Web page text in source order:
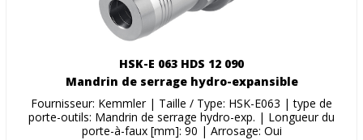
HSK-E 063 HDS 12 090
Mandrin de serrage hydro-expansible
Fournisseur: Kemmler | Taille / Type: HSK-E063 | type de
porte-outils: Mandrin de serrage hydro-exp. | Longueur du
porte-à-faux [mm]: 90 | Arrosage: Oui